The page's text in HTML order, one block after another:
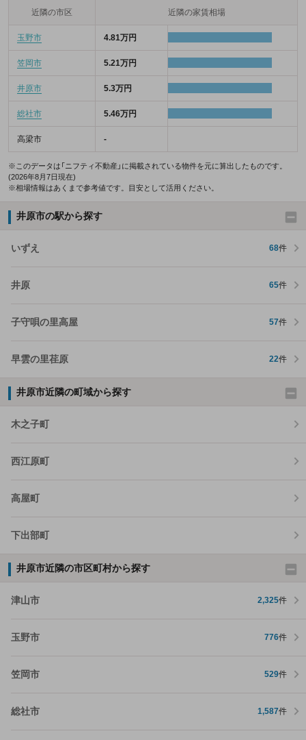
近隣の市区 近隣の家賃相場
玉野市 4.81万円
笠岡市 5.21万円
井原市 5.3万円
総社市 5.46万円
高梁市 -
※このデータは「ニフティ不動産」に掲載されている物件を元に算出したものです。
(2026年8月7日現在)
※相場情報はあくまで参考値です。目安として活用ください。
井原市の駅から探す
いずえ 68件
井原 65件
子守唄の里高屋 57件
早雲の里荏原 22件
井原市近隣の町域から探す
木之子町
西江原町
高屋町
下出部町
井原市近隣の市区町村から探す
津山市 2,325件
玉野市 776件
笠岡市 529件
総社市 1,587件